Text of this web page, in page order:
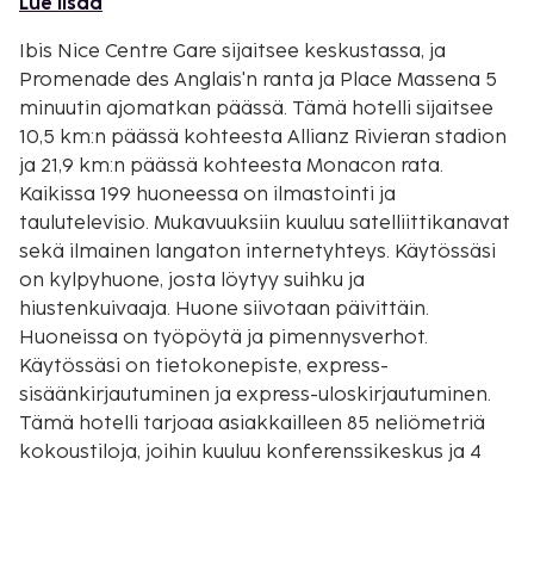
Lue lisää
Ibis Nice Centre Gare sijaitsee keskustassa, ja
Promenade des Anglais'n ranta ja Place Massena 5
minuutin ajomatkan päässä. Tämä hotelli sijaitsee
10,5 km:n päässä kohteesta Allianz Rivieran stadion
ja 21,9 km:n päässä kohteesta Monacon rata.
Kaikissa 199 huoneessa on ilmastointi ja
taulutelevisio. Mukavuuksiin kuuluu satelliittikanavat
sekä ilmainen langaton internetyhteys. Käytössäsi
on kylpyhuone, josta löytyy suihku ja
hiustenkuivaaja. Huone siivotaan päivittäin.
Huoneissa on työpöytä ja pimennysverhot.
Käytössäsi on tietokonepiste, express-
sisäänkirjautuminen ja express-uloskirjautuminen.
Tämä hotelli tarjoaa asiakkailleen 85 neliömetriä
kokoustiloja, joihin kuuluu konferenssikeskus ja 4